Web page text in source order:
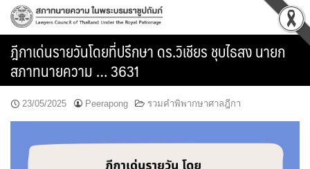
Skip
content
ฎีกาเด่นรายวันโดยที่ปรึกษา ดร.วิเชียร ชุบไธสง นายก
สภาทนายความ … 3631
23/05/2025 Peerapong รวมคำพิพากษาศาลฎีกา